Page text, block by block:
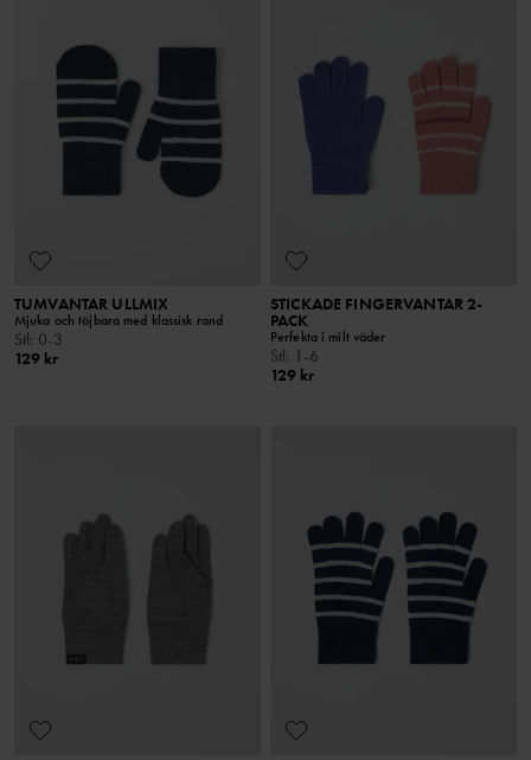
TUMVANTAR ULLMIX
Mjuka och töjbara med klassisk rand
Stl : 0-3
129 kr
STICKADE FINGERVANTAR 2-
PACK
Perfekta i milt väder
Stl : 1-6
129 kr